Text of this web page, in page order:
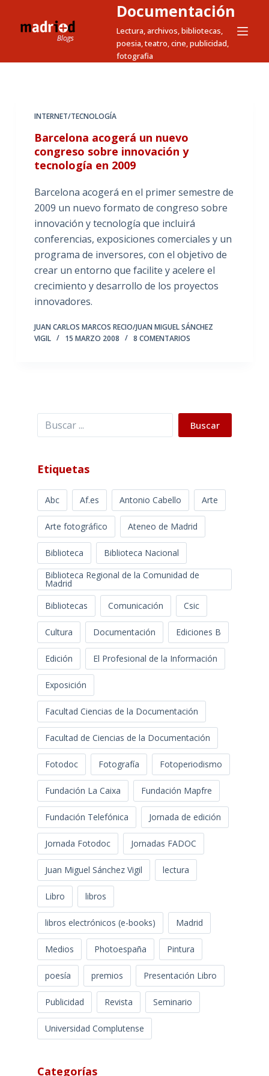
t
Documentación
Lectura, archivos, bibliotecas,
poesia, teatro, cine, publicidad,
fotografia
INTERNET/TECNOLOGÍA
Barcelona acogerá un nuevo
congreso sobre innovación y
tecnología en 2009
Barcelona acogerá en el primer semestre de
2009 un nuevo formato de congreso sobre
innovación y tecnología que incluirá
conferencias, exposiciones comerciales y un
programa de inversores, con el objetivo de
crear un entorno que facilite y acelere el
crecimiento y desarrollo de los proyectos
innovadores.
JUAN CARLOS MARCOS RECIO/JUAN MIGUEL SÁNCHEZ
VIGIL
15 MARZO 2008 8 COMENTARIOS
Buscar Buscar
Etiquetas
Abc Af.es Antonio Cabello Arte
Arte fotográfico Ateneo de Madrid
Biblioteca
Biblioteca Nacional
Biblioteca Regional de la Comunidad de
Madrid
Bibliotecas
Comunicación Csic
Cultura Documentación Ediciones B
Edición El Profesional de la Información
Exposición
Facultad Ciencias de la Documentación
Facultad de Ciencias de la Documentación
Fotodoc Fotografía Fotoperiodismo
Fundación La Caixa Fundación Mapfre
Fundación Telefónica Jornada de edición
Jornada Fotodoc Jornadas FADOC
Juan Miguel Sánchez Vigil lectura
Libro libros
libros electrónicos (e-books) Madrid
Medios Photoespaña Pintura
poesía premios Presentación Libro
Publicidad Revista Seminario
Universidad Complutense
Categorías